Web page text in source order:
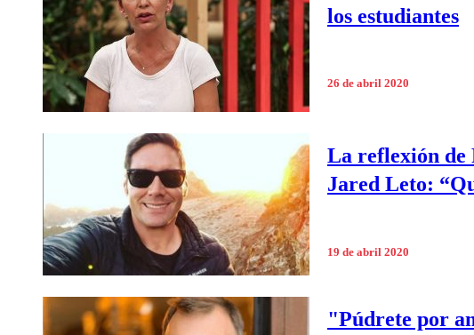
los estudiantes
26 de abril 2020
La reflexión de
Jared Leto:
19 de abril 2020
"Púdrete por